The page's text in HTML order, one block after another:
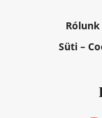
Rólunk
Süti –